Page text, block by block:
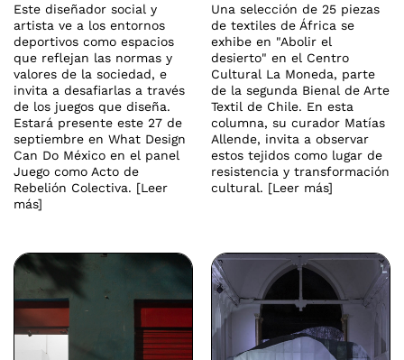
Este diseñador social y
artista ve a los entornos
deportivos como espacios
que reflejan las normas y
valores de la sociedad, e
invita a desafiarlas a través
de los juegos que diseña.
Estará presente este 27 de
septiembre en What Design
Can Do México en el panel
Juego como Acto de
Rebelión Colectiva. [Leer
más]
Una selección de 25 piezas
de textiles de África se
exhibe en "Abolir el
desierto" en el Centro
Cultural La Moneda, parte
de la segunda Bienal de Arte
Textil de Chile. En esta
columna, su curador Matías
Allende, invita a observar
estos tejidos como lugar de
resistencia y transformación
cultural. [Leer más]